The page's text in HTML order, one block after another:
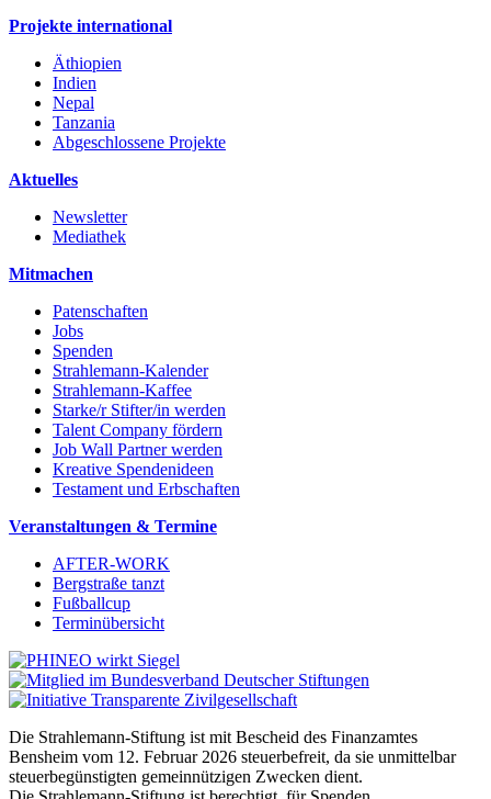
Projekte international
Äthiopien
Indien
Nepal
Tanzania
Abgeschlossene Projekte
Aktuelles
Newsletter
Mediathek
Mitmachen
Patenschaften
Jobs
Spenden
Strahlemann-Kalender
Strahlemann-Kaffee
Starke/r Stifter/in werden
Talent Company fördern
Job Wall Partner werden
Kreative Spendenideen
Testament und Erbschaften
Veranstaltungen & Termine
AFTER-WORK
Bergstraße tanzt
Fußballcup
Terminübersicht
Die Strahlemann-Stiftung ist mit Bescheid des Finanzamtes
Bensheim vom 12. Februar 2026 steuerbefreit, da sie unmittelbar
steuerbegünstigten gemeinnützigen Zwecken dient.